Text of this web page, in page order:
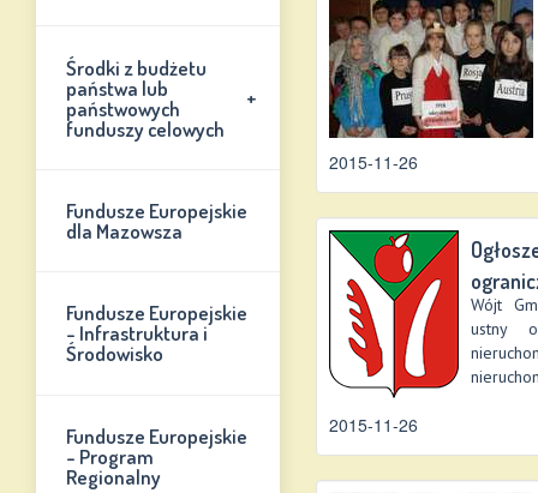
+
Środki z budżetu
państwa lub
państwowych
funduszy celowych
Fundusze Europejskie
dla Mazowsza
Fundusze Europejskie
- Infrastruktura i
Środowisko
Fundusze Europejskie
- Program
Regionalny
2015-11-26
Wójt
ustny
2015-11-26